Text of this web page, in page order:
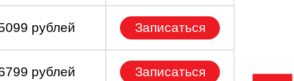
рублей Записаться
рублей Записаться